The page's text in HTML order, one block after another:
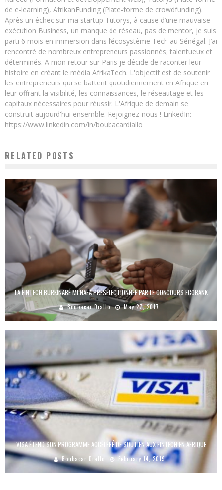
de e-learning), AfrikanFunding (Plate-forme de crowdfunding).
Après un échec sur ma startup Tutorys, à cause d’une mauvaise
exécution Business, un manque de réseau, pas de mentor, je suis
parti 6 mois en immersion dans l’écosystème Tech au Sénégal. J’ai
rencontré de nombreux entrepreneurs passionnés, talentueux et
déterminés. A mon retour sur Paris je décide de raconter leur
histoire en créant le média AfrikaTech. L'objectif est de soutenir
les entrepreneurs qui se battent quotidiennement en Afrique en
leur offrant la visibilité, les connaissances, le réseautage et les
capitaux nécessaires pour réussir. L'Afrique de demain se
construit aujourd'hui ensemble. Rejoignez-nous ! LinkedIn:
https://www.linkedin.com/in/boubacardiallo
RELATED POSTS
LA FINTECH BURKINABÉ MI NAFA PRÉSÉLECTIONNÉE PAR LE CONCOURS ECOBANK
Boubacar Diallo May 27, 2017
VISA ÉTEND SON PROGRAMME ACCÉLÉRÉ DE SOUTIEN AUX FINTECH EN AFRIQUE
Boubacar Diallo February 14, 2019